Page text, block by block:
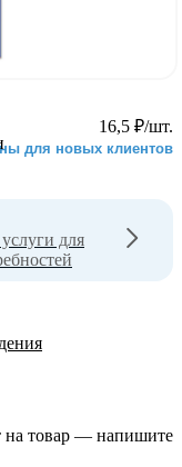
16,5 ₽/шт.
для новых клиентов
для
на товар — напишите